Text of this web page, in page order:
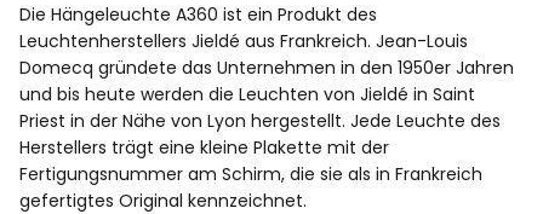
Die Hängeleuchte A360 ist ein Produkt des
Leuchtenherstellers Jieldé aus Frankreich. Jean-Louis
Domecq gründete das Unternehmen in den 1950er Jahren
und bis heute werden die Leuchten von Jieldé in Saint
Priest in der Nähe von Lyon hergestellt. Jede Leuchte des
Herstellers trägt eine kleine Plakette mit der
Fertigungsnummer am Schirm, die sie als in Frankreich
gefertigtes Original kennzeichnet.